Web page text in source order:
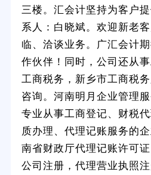
三楼。汇会计坚持为客户
系人：白晓斌。欢迎新老
临、洽谈业务。广汇会计
作伙伴！同时，公司还从
工商税务，新乡市工商税
咨询。河南明月企业管理
专业从事工商登记、财税
质办理、代理记账服务的
南省财政厅代理记账许可
公司注册，代理营业执照